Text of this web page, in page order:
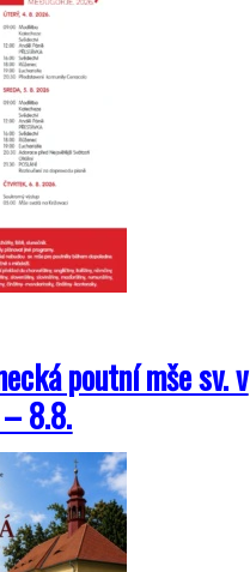
poutní mše sv. v
8.8.